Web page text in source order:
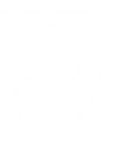
садовый
остротой,
сроком